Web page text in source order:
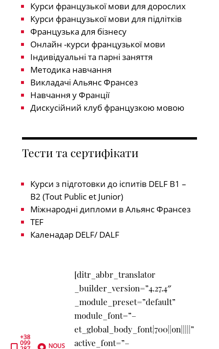
Курси французької мови для дорослих
Курси французької мови для підлітків
Французька для бізнесу
Онлайн -курси французької мови
Індивідуальні та парні заняття
Методика навчання
Викладачі Альянс Франсез
Навчання у Франції
Дискусійний клуб французкою мовою
Тести та сертифікати
Курси з підготовки до іспитів DELF B1 –
B2 (Tout Public et Junior)
Міжнародні дипломи в Альянс Франсез
TEF
Каленадар DELF/ DALF
+38
099 NOUS
[ditr_abbr_translator
_builder_version=”4.27.4″
_module_preset=”default”
module_font=”–
et_global_body_font|700||on|||||”
active_font=”–